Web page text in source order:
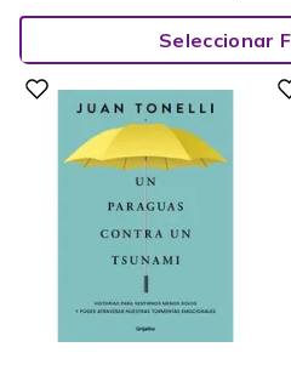
Seleccionar